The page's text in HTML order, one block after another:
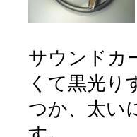
サウンドカ
くて黒光り
つか、太い